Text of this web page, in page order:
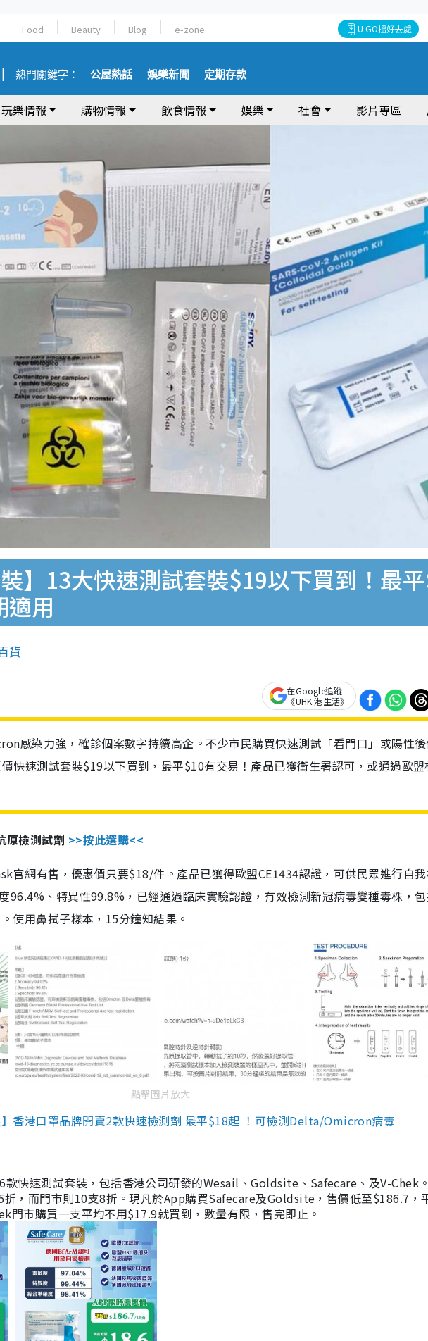
Food Beauty Blog e-zone U GO搵好去處
熱門關鍵字： 公屋熱話 娛樂新聞 定期存款
玩樂情報 購物情報 飲食情報 娛樂 社會 影片專區
裝】13大快速測試套裝$19以下買到！最
適用
貨
在Google追蹤
《UHK 港生活》
感染力強，確診個案數字持續高企。不少市民購買快速測試「看門口」或陽性
快速測試套裝$19以下買到，最平$10有交易！產品已獲衛生署認可，或通過歐盟
原檢測試劑 >>按此選購<<
官網有售，優惠價只要$18/件。產品已獲得歐盟CE1434認證，可供民眾進行自
96.4%、特異性99.8%，已經通過臨床實驗認證，有效檢測新冠病毒變種毒株，
使用鼻拭子樣本，15分鐘知結果。
點擊圖片放大
香港口罩品牌開賣2款快速檢測劑 最平$18起 ！可檢測Delta/Omicron病毒
款快速測試套裝，包括香港公司研發的Wesail、Goldsite、Safecare、及V-Chek
折，而門市則10支8折。現凡於App購買Safecare及Goldsite，售價低至$186.7，
門市購買一支平均不用$17.9就買到，數量有限，售完即止。